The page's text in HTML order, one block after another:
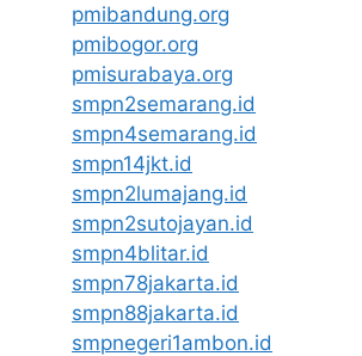
pmibandung.org
pmibogor.org
pmisurabaya.org
smpn2semarang.id
smpn4semarang.id
smpn14jkt.id
smpn2lumajang.id
smpn2sutojayan.id
smpn4blitar.id
smpn78jakarta.id
smpn88jakarta.id
smpnegeri1ambon.id